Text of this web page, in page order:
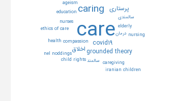
care
caring
covid19
grounded theory اخلاق
پرستاري
compassion
education
elderly
nurses
درمان
سالمند
سالمندي
ageism
caregiving
child rights
ethics of care
health
iranian children
nel noddings
nursing